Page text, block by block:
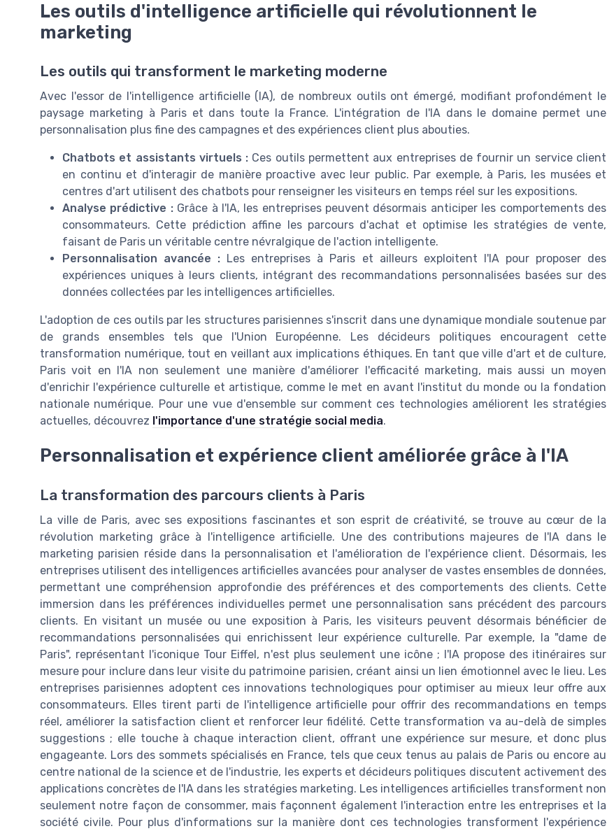
Les outils d'intelligence artificielle qui révolutionnent le
marketing
Les outils qui transforment le marketing moderne
Avec l'essor de l'intelligence artificielle (IA), de nombreux outils ont émergé, modifiant profondément le
paysage marketing à Paris et dans toute la France. L'intégration de l'IA dans le domaine permet une
personnalisation plus fine des campagnes et des expériences client plus abouties.
Chatbots et assistants virtuels : Ces outils permettent aux entreprises de fournir un service client
en continu et d'interagir de manière proactive avec leur public. Par exemple, à Paris, les musées et
centres d'art utilisent des chatbots pour renseigner les visiteurs en temps réel sur les expositions.
Analyse prédictive : Grâce à l'IA, les entreprises peuvent désormais anticiper les comportements des
consommateurs. Cette prédiction affine les parcours d'achat et optimise les stratégies de vente,
faisant de Paris un véritable centre névralgique de l'action intelligente.
Personnalisation avancée : Les entreprises à Paris et ailleurs exploitent l'IA pour proposer des
expériences uniques à leurs clients, intégrant des recommandations personnalisées basées sur des
données collectées par les intelligences artificielles.
L'adoption de ces outils par les structures parisiennes s'inscrit dans une dynamique mondiale soutenue par
de grands ensembles tels que l'Union Européenne. Les décideurs politiques encouragent cette
transformation numérique, tout en veillant aux implications éthiques. En tant que ville d'art et de culture,
Paris voit en l'IA non seulement une manière d'améliorer l'efficacité marketing, mais aussi un moyen
d'enrichir l'expérience culturelle et artistique, comme le met en avant l'institut du monde ou la fondation
nationale numérique. Pour une vue d'ensemble sur comment ces technologies améliorent les stratégies
actuelles, découvrez l'importance d'une stratégie social media.
Personnalisation et expérience client améliorée grâce à l'IA
La transformation des parcours clients à Paris
La ville de Paris, avec ses expositions fascinantes et son esprit de créativité, se trouve au cœur de la
révolution marketing grâce à l'intelligence artificielle. Une des contributions majeures de l'IA dans le
marketing parisien réside dans la personnalisation et l'amélioration de l'expérience client. Désormais, les
entreprises utilisent des intelligences artificielles avancées pour analyser de vastes ensembles de données,
permettant une compréhension approfondie des préférences et des comportements des clients. Cette
immersion dans les préférences individuelles permet une personnalisation sans précédent des parcours
clients. En visitant un musée ou une exposition à Paris, les visiteurs peuvent désormais bénéficier de
recommandations personnalisées qui enrichissent leur expérience culturelle. Par exemple, la "dame de
Paris", représentant l'iconique Tour Eiffel, n'est plus seulement une icône ; l'IA propose des itinéraires sur
mesure pour inclure dans leur visite du patrimoine parisien, créant ainsi un lien émotionnel avec le lieu. Les
entreprises parisiennes adoptent ces innovations technologiques pour optimiser au mieux leur offre aux
consommateurs. Elles tirent parti de l'intelligence artificielle pour offrir des recommandations en temps
réel, améliorer la satisfaction client et renforcer leur fidélité. Cette transformation va au-delà de simples
suggestions ; elle touche à chaque interaction client, offrant une expérience sur mesure, et donc plus
engageante. Lors des sommets spécialisés en France, tels que ceux tenus au palais de Paris ou encore au
centre national de la science et de l'industrie, les experts et décideurs politiques discutent activement des
applications concrètes de l'IA dans les stratégies marketing. Les intelligences artificielles transforment non
seulement notre façon de consommer, mais façonnent également l'interaction entre les entreprises et la
société civile. Pour plus d'informations sur la manière dont ces technologies transforment l'expérience